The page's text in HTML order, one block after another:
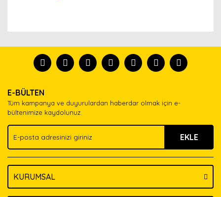
tanısın.
formunu kullanarak tarafımıza iletebilirsiniz.
Görüş ve önerileriniz için teşekkür ederiz.
Ürün açıklamasında eksik bilgiler bulunuyor.
Ürün bilgilerinde hatalar bulunuyor.
Ürün fiyatı diğer sitelerden daha pahalı.
Bu ürüne benzer farklı alternatifler olmalı.
E-BÜLTEN
Tüm kampanya ve duyurulardan haberdar olmak için e-
bültenimize kaydolunuz.
EKLE
KURUMSAL